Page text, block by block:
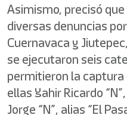
Asimismo, precisó
diversas denuncias
Cuernavaca y
se ejecutaron seis
permitieron la
ellas Yahir Ricardo
Jorge “N”, alias “El